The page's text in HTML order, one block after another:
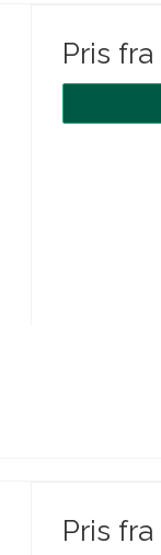
Pris fra
Pris fra